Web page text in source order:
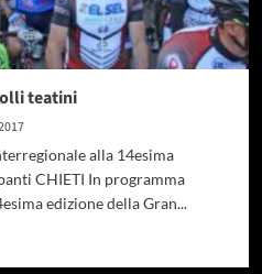
teatini
alla 14esima
CHIETI In programma
edizione della Gran...